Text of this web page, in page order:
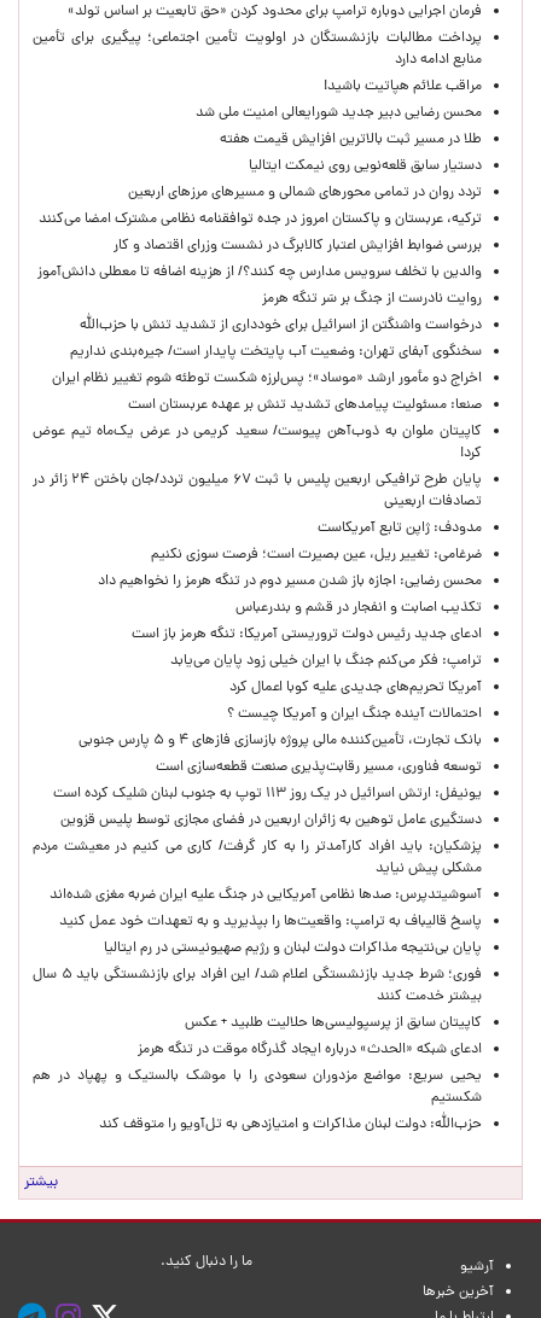
فرمان اجرایی دوباره ترامپ برای محدود کردن «حق تابعیت بر اساس تولد»
پرداخت مطالبات بازنشستگان در اولویت تأمین اجتماعی؛ پیگیری برای تأمین
منابع ادامه دارد
مراقب علائم هپاتیت باشید!
محسن رضایی دبیر جدید شورایعالی امنیت ملی شد
طلا در مسیر ثبت بالاترین افزایش قیمت هفته
دستیار سابق قلعه‌نویی روی نیمکت ایتالیا
تردد روان در تمامی محورهای شمالی و مسیرهای مرزهای اربعین
ترکیه، عربستان و پاکستان امروز در جده توافقنامه نظامی مشترک امضا می‌کنند
بررسی ضوابط افزایش اعتبار کالابرگ در نشست وزرای اقتصاد و کار
والدین با تخلف سرویس مدارس چه کنند؟/ از هزینه اضافه تا معطلی دانش‌آموز
روایت نادرست از جنگ بر سَر تنگه هرمز
درخواست واشنگتن از اسرائیل برای خودداری از تشدید تنش با حزب‌الله
سخنگوی آبفای تهران: وضعیت آب پایتخت پایدار است/ جیره‌بندی نداریم
اخراج دو مأمور ارشد «موساد»؛ پس‌لرزه شکست توطئه شوم تغییر نظام ایران
صنعا: مسئولیت پیامدهای تشدید تنش بر عهده عربستان است
کاپیتان ملوان به ذوب‌آهن پیوست/ سعید کریمی در عرض یک‌ماه تیم عوض
کرد!
پایان طرح ترافیکی اربعین پلیس با ثبت ۶۷ میلیون تردد/جان باختن ۲۴ زائر در
تصادفات اربعینی
مدودف: ژاپن تابع آمریکاست
ضرغامی: تغییر ریل، عین بصیرت است؛ فرصت سوزی نکنیم
محسن رضایی: اجازه باز شدن مسیر دوم در تنگه هرمز را نخواهیم داد
تکذیب اصابت و انفجار در قشم و بندرعباس
ادعای جدید رئیس دولت تروریستی آمریکا: تنگه هرمز باز است
ترامپ: فکر می‌کنم جنگ با ایران خیلی زود پایان می‌یابد
آمریکا تحریم‌های جدیدی علیه کوبا اعمال کرد
احتمالات آینده جنگ ایران و آمریکا چیست ؟
بانک تجارت، تأمین‌کننده مالی پروژه بازسازی فازهای ۴ و ۵ پارس جنوبی
توسعه فناوری، مسیر رقابت‌پذیری صنعت قطعه‌سازی است
یونیفل: ارتش اسرائیل در یک روز ۱۱۳ توپ به جنوب لبنان شلیک کرده است
دستگیری عامل توهین به زائران اربعین در فضای مجازی توسط پلیس قزوین
پزشکیان: باید افراد کارآمدتر را به کار گرفت/ کاری می کنیم در معیشت مردم
مشکلی پیش نیاید
آسوشیتدپرس: صدها نظامی آمریکایی در جنگ علیه ایران ضربه مغزی شده‌اند
پاسخ قالیباف به ترامپ: واقعیت‌ها را بپذیرید و به تعهدات خود عمل کنید
پایان بی‌نتیجه مذاکرات دولت لبنان و رژیم صهیونیستی در رم ایتالیا
فوری؛ شرط جدید بازنشستگی اعلام شد/ این افراد برای بازنشستگی باید ۵ سال
بیشتر خدمت کنند
کاپیتان سابق از پرسپولیسی‌ها حلالیت طلبید + عکس
ادعای شبکه «الحدث» درباره ایجاد گذرگاه موقت در تنگه هرمز
یحیی سریع: مواضع مزدوران سعودی را با موشک بالستیک و پهپاد در هم
شکستیم
حزب‌الله: دولت لبنان مذاکرات و امتیازدهی به تل‌آویو را متوقف کند
بیشتر
آرشیو
آخرین خبرها
ما را دنبال کنید.